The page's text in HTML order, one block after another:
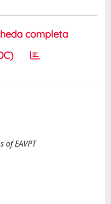
completa
of EAVPT